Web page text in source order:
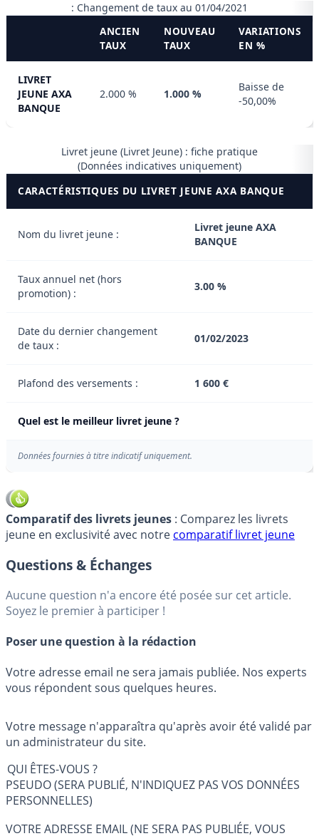
: Changement de taux au 01/04/2021
ANCIEN
TAUX
NOUVEAU
TAUX
VARIATIONS
EN %
LIVRET
JEUNE AXA
BANQUE
2.000 % 1.000 %
Baisse de
-50,00%
Livret jeune (Livret Jeune) : fiche pratique
(Données indicatives uniquement)
CARACTÉRISTIQUES DU LIVRET JEUNE AXA BANQUE
Nom du livret jeune :
Livret jeune AXA
BANQUE
Taux annuel net (hors
promotion) :
3.00 %
Date du dernier changement
de taux :
01/02/2023
Plafond des versements : 1 600 €
Quel est le meilleur livret jeune ?
Données fournies à titre indicatif uniquement.
Comparatif des livrets jeunes : Comparez les livrets
jeune en exclusivité avec notre comparatif livret jeune
Questions & Échanges
Aucune question n'a encore été posée sur cet article.
Soyez le premier à participer !
Poser une question à la rédaction
Votre adresse email ne sera jamais publiée. Nos experts
vous répondent sous quelques heures.
Votre message n'apparaîtra qu'après avoir été validé par
un administrateur du site.
QUI ÊTES-VOUS ?
PSEUDO (SERA PUBLIÉ, N'INDIQUEZ PAS VOS DONNÉES
PERSONNELLES)
VOTRE ADRESSE EMAIL (NE SERA PAS PUBLIÉE, VOUS